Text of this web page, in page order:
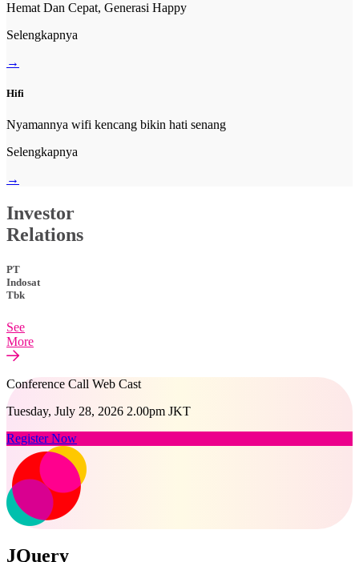
Hemat Dan Cepat, Generasi Happy
Selengkapnya
→
Hifi
Nyamannya wifi kencang bikin hati senang
Selengkapnya
→
Investor
Relations
PT
Indosat
Tbk
See
More
Conference Call Web Cast
Tuesday, July 28, 2026 2.00pm JKT
Register Now
JQuery